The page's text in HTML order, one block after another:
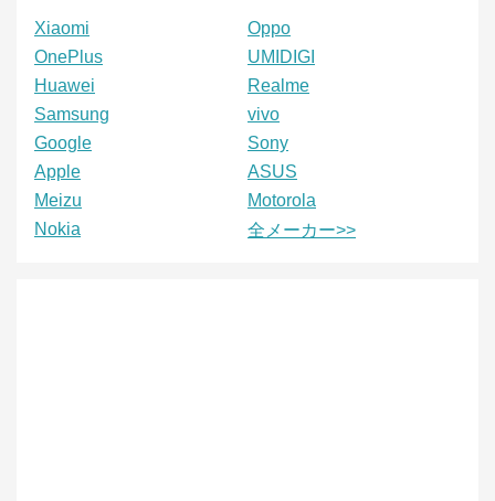
Xiaomi
Oppo
OnePlus
UMIDIGI
Huawei
Realme
Samsung
vivo
Google
Sony
Apple
ASUS
Meizu
Motorola
Nokia
全メーカー>>